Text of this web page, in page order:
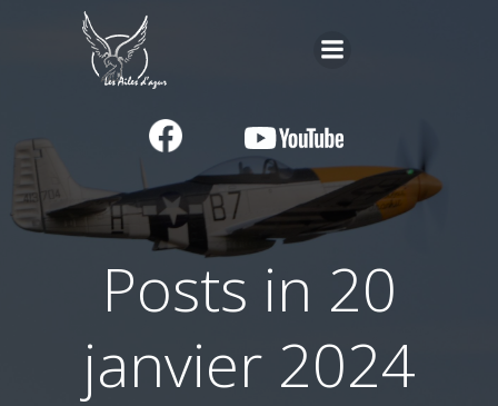
Posts in 20
janvier 2024